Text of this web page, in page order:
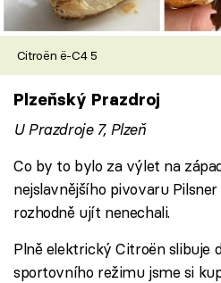
Citroën ë-C4 5
Plzeňský Prazdroj
U Prazdroje 7, Plzeň
Co by to bylo za výlet na
nejslavnějšího pivovaru
rozhodně ujít nenechali.
Plně elektrický Citroën slibuje
sportovního režimu jsme si